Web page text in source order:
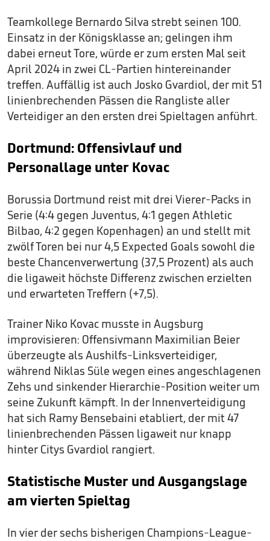
Teamkollege Bernardo Silva strebt seinen 100.
Einsatz in der Königsklasse an; gelingen ihm
dabei erneut Tore, würde er zum ersten Mal seit
April 2024 in zwei CL-Partien hintereinander
treffen. Auffällig ist auch Josko Gvardiol, der mit 51
linienbrechenden Pässen die Rangliste aller
Verteidiger an den ersten drei Spieltagen anführt.
Dortmund: Offensivlauf und
Personallage unter Kovac
Borussia Dortmund reist mit drei Vierer-Packs in
Serie (4:4 gegen Juventus, 4:1 gegen Athletic
Bilbao, 4:2 gegen Kopenhagen) an und stellt mit
zwölf Toren bei nur 4,5 Expected Goals sowohl die
beste Chancenverwertung (37,5 Prozent) als auch
die ligaweit höchste Differenz zwischen erzielten
und erwarteten Treffern (+7,5).
Trainer Niko Kovac musste in Augsburg
improvisieren: Offensivmann Maximilian Beier
überzeugte als Aushilfs-Linksverteidiger,
während Niklas Süle wegen eines angeschlagenen
Zehs und sinkender Hierarchie-Position weiter um
seine Zukunft kämpft. In der Innenverteidigung
hat sich Ramy Bensebaini etabliert, der mit 47
linienbrechenden Pässen ligaweit nur knapp
hinter Citys Gvardiol rangiert.
Statistische Muster und Ausgangslage
am vierten Spieltag
In vier der sechs bisherigen Champions-League-